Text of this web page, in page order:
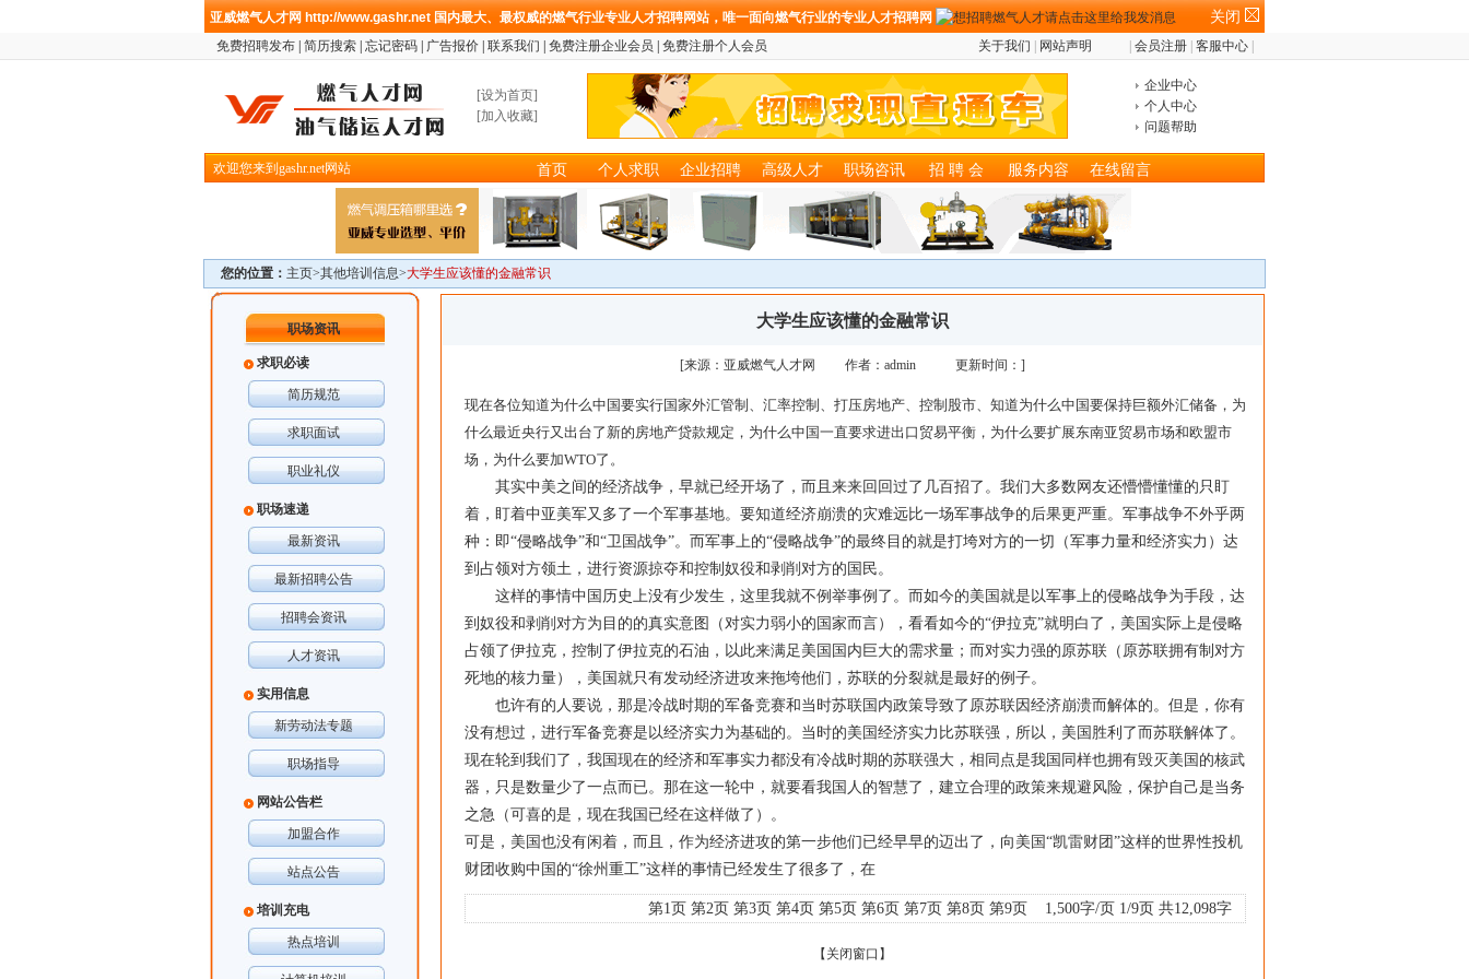
亚威燃气人才网 http://www.gashr.net 国内最大、最权威的燃气行业专业人才招聘网站，唯一面向燃气行业的专业人才招聘网 关闭
免费招聘发布 简历搜索 忘记密码 广告报价 联系我们 免费注册企业会员 免费注册个人会员 关于我们 网站声明 会员注册 客服中心
[设为首页]
[加入收藏]
企业中心
个人中心
问题帮助
欢迎您来到gashr.net网站 首页 个人求职 企业招聘 高级人才 职场咨讯 招 聘 会 服务内容 在线留言
您的位置： 主页>其他培训信息>大学生应该懂的金融常识
职场资讯
求职必读
简历规范
求职面试
职业礼仪
职场速递
最新资讯
最新招聘公告
招聘会资讯
人才资讯
实用信息
新劳动法专题
职场指导
网站公告栏
加盟合作
站点公告
培训充电
热点培训
大学生应该懂的金融常识
[来源：亚威燃气人才网 作者：admin 更新时间：]
现在各位知道为什么中国要实行国家外汇管制、汇率控制、打压房地产、控制股市、知道为什么中国要保持巨额外汇储备，为
什么最近央行又出台了新的房地产贷款规定，为什么中国一直要求进出口贸易平衡，为什么要扩展东南亚贸易市场和欧盟市
场，为什么要加WTO了。
其实中美之间的经济战争，早就已经开场了，而且来来回回过了几百招了。我们大多数网友还懵懵懂懂的只盯
着，盯着中亚美军又多了一个军事基地。要知道经济崩溃的灾难远比一场军事战争的后果更严重。军事战争不外乎两
种：即“侵略战争”和“卫国战争”。而军事上的“侵略战争”的最终目的就是打垮对方的一切（军事力量和经济实力）达
到占领对方领土，进行资源掠夺和控制奴役和剥削对方的国民。
这样的事情中国历史上没有少发生，这里我就不例举事例了。而如今的美国就是以军事上的侵略战争为手段，达
到奴役和剥削对方为目的的真实意图（对实力弱小的国家而言），看看如今的“伊拉克”就明白了，美国实际上是侵略
占领了伊拉克，控制了伊拉克的石油，以此来满足美国国内巨大的需求量；而对实力强的原苏联（原苏联拥有制对方
死地的核力量），美国就只有发动经济进攻来拖垮他们，苏联的分裂就是最好的例子。
也许有的人要说，那是冷战时期的军备竞赛和当时苏联国内政策导致了原苏联因经济崩溃而解体的。但是，你有
没有想过，进行军备竞赛是以经济实力为基础的。当时的美国经济实力比苏联强，所以，美国胜利了而苏联解体了。
现在轮到我们了，我国现在的经济和军事实力都没有冷战时期的苏联强大，相同点是我国同样也拥有毁灭美国的核武
器，只是数量少了一点而已。那在这一轮中，就要看我国人的智慧了，建立合理的政策来规避风险，保护自己是当务
之急（可喜的是，现在我国已经在这样做了）。
可是，美国也没有闲着，而且，作为经济进攻的第一步他们已经早早的迈出了，向美国 “凯雷财团 ”这样的世界性投机
财团收购中国的“徐州重工”这样的事情已经发生了很多了，在
第1页 第2页 第3页 第4页 第5页 第6页 第7页 第8页 第9页 1,500字/页 1/9页 共12,098字
【 关闭窗口 】